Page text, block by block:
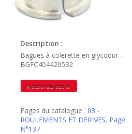
Description :
Bagues à colerette en glycodur –
BGFC404420532
quantité
de
Ajouter au panier
Pages du catalogue :03 -
ROULEMENTS ET DERIVES, Page
N°137